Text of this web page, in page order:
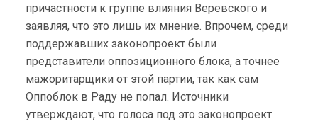
причастности к группе влияния Веревского и
заявляя, что это лишь их мнение. Впрочем, среди
поддержавших законопроект были
представители оппозиционного блока, а точнее
мажоритарщики от этой партии, так как сам
Оппоблок в Раду не попал. Источники
утверждают, что голоса под это законопроект